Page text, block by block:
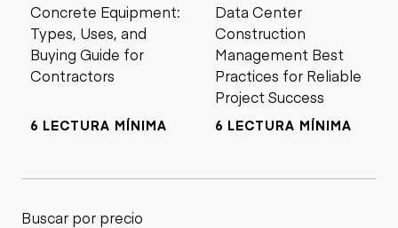
Concrete Equipment:
Types, Uses, and
Buying Guide for
Contractors
6 LECTURA MÍNIMA
Data Center
Construction
Management Best
Practices for Reliable
Project Success
6 LECTURA MÍNIMA
Buscar por precio